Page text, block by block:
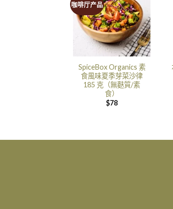
咖啡厅产品
SpiceBox Organics 素
食風味夏季芽菜沙律
185 克（無麩質/素
食）
$78